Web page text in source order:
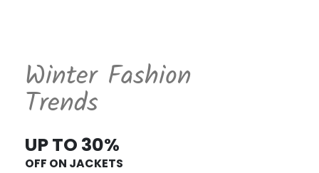
Winter Fashion
Trends
UP TO 30%
OFF ON JACKETS